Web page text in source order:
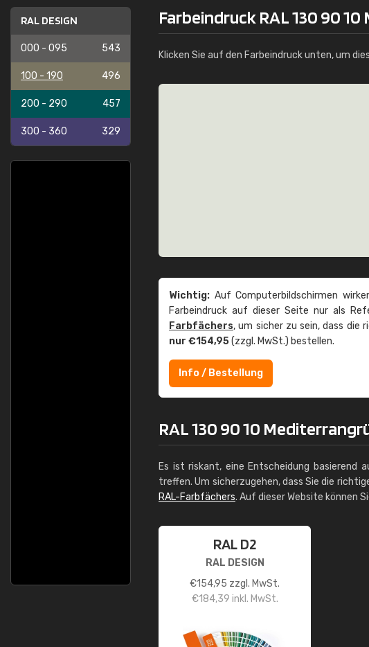
RAL DESIGN
000 - 095 543
100 - 190 496
200 - 290 457
300 - 360 329
Farbeindruck RAL 130 90
Klicken Sie auf den Farbeindruck unten, um
Wichtig: Auf Computerbildschirmen
Farbeindruck auf dieser Seite nur als
Farbfächers, um sicher zu sein, dass die
nur €154,95(zzgl. MwSt.) bestellen.
Info / Bestellung
RAL 130 90 10
Es ist riskant, eine Entscheidung basierend
treffen. Um sicherzugehen, dass Sie die
RAL-Farbfächers. Auf dieser Website können
RAL D2
RAL DESIGN
€154,95 zzgl. MwSt.
€184,39 inkl. MwSt.